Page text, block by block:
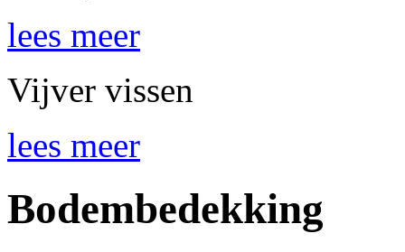
lees meer
Vijver vissen
lees meer
Bodembedekking